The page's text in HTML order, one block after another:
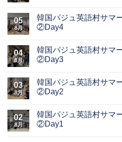
05
8月
韓国パジュ英語村サマ
②Day4
04
8月
韓国パジュ英語村サマ
②Day3
03
8月
韓国パジュ英語村サマ
②Day2
02
8月
韓国パジュ英語村サマ
②Day1